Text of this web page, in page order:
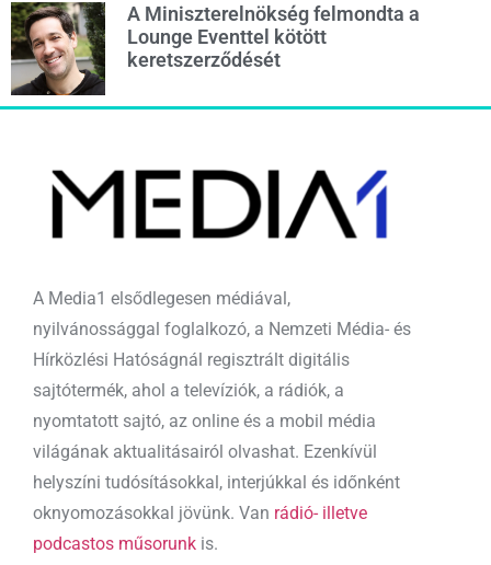
A Miniszterelnökség felmondta a
Lounge Eventtel kötött
keretszerződését
A Media1 elsődlegesen médiával,
nyilvánossággal foglalkozó, a Nemzeti Média- és
Hírközlési Hatóságnál regisztrált digitális
sajtótermék, ahol a televíziók, a rádiók, a
nyomtatott sajtó, az online és a mobil média
világának aktualitásairól olvashat. Ezenkívül
helyszíni tudósításokkal, interjúkkal és időnként
oknyomozásokkal jövünk. Van rádió- illetve
podcastos műsorunk is.